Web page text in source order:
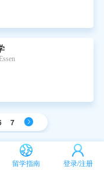
7
留学指南 登录/注册